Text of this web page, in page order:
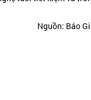
Nguồn: Báo